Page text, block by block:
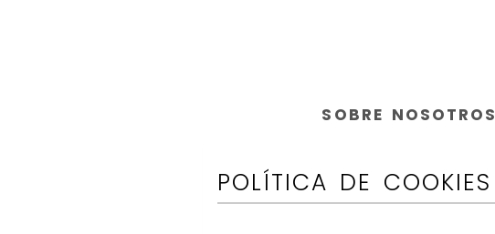
SOBRE NOSOTROS
POLÍTICA DE COOKIES